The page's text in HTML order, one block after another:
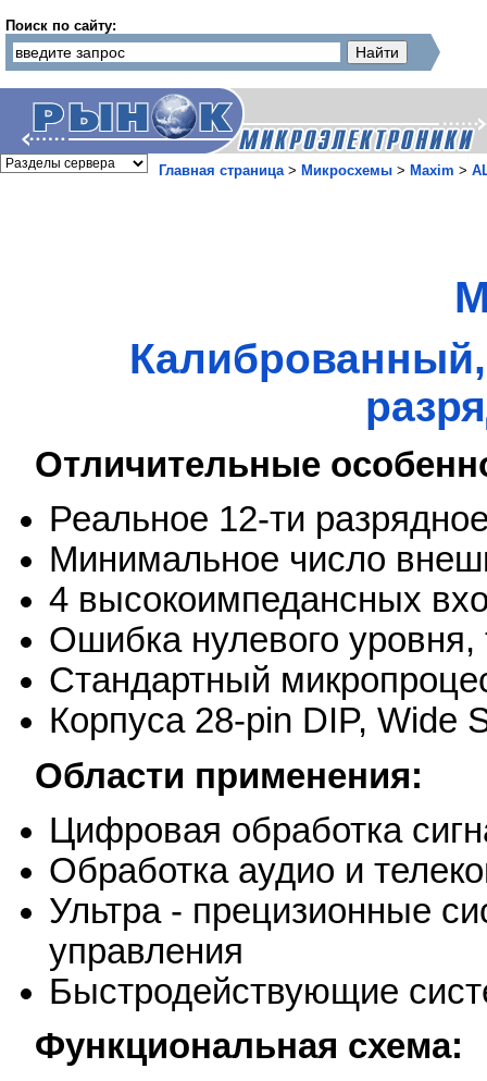
Поиск по сайту:
Главная страница> Микросхемы > Maxim >
Отличительные
Реальное 12-ти
Минимальное число
4 высокоимпедансных
Ошибка нулевого
Стандартный
Корпуса 28-pin DIP, Wide
Области применения:
Цифровая обработка
Обработка аудио и
Ультра - прецизионные
управления
Быстродействующие
Функциональная схема: